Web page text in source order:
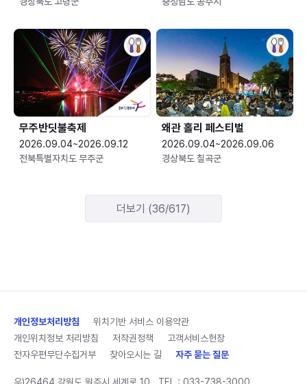
무주반딧불축제
2026.09.04~2026.09.12
전북특별자치도 무주군
왜관 홀리 페스티벌
2026.09.04~2026.09.06
경상북도 칠곡군
더보기 (36/617)
개인정보처리방침
위치기반 서비스 이용약관
개인위치정보 처리방침
저작권정책
고객서비스헌장
전자우편무단수집거부
찾아오시는 길 자주 묻는 질문